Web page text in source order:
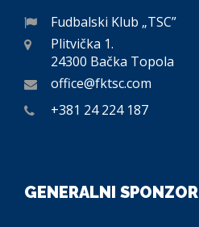
Fudbalski Klub „TSC”
Plitvička 1.
24300 Bačka Topola
office@fktsc.com
+381 24 224 187
GENERALNI SPONZOR